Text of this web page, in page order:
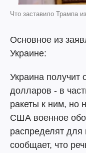
Что заставило Трампа
Основное из
Украине:
Украина
долларов - в
ракеты к ним, но
США военное
распределят для
сообщает, что